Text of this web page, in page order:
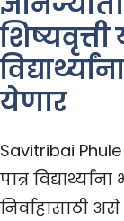
येणार
Savitribai
पात्र
निर्वाहासाठी